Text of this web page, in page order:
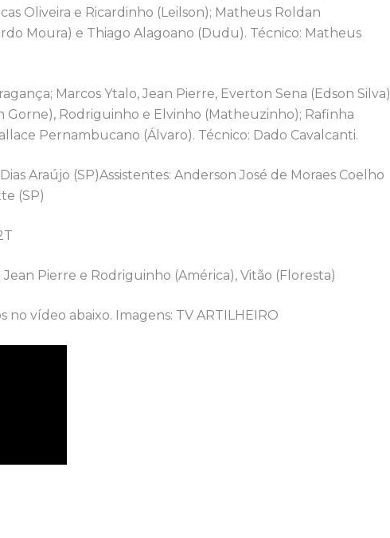
Oliveira e Ricardinho (Leilson); Matheus Roldan
Moura) e Thiago Alagoano (Dudu). Técnico: Matheus
Marcos Ytalo, Jean Pierre, Everton Sena (Edson Silva)
Gorne), Rodriguinho e Elvinho (Matheuzinho); Rafinha
Pernambucano (Álvaro). Técnico: Dado Cavalcanti.
Araújo (SP)Assistentes: Anderson José de Moraes Coelho
(SP)
Pierre e Rodriguinho (América), Vitão (Floresta)
no vídeo abaixo. Imagens: TV ARTILHEIRO